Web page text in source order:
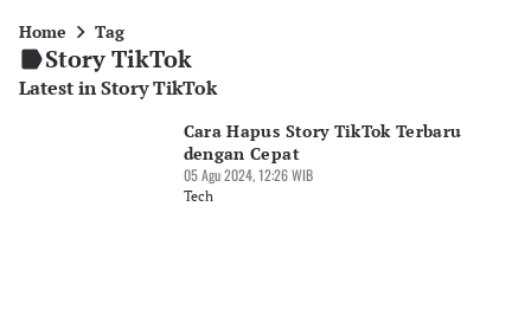
Home Tag
Story TikTok
Latest in Story TikTok
Cara Hapus Story TikTok Terbaru
dengan Cepat
05 Agu 2024, 12:26 WIB
Tech